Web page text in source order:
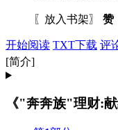
〖 放入书架〗 赞
开始阅读 TXT下载 评
[简介]
《"奔奔族"理财: